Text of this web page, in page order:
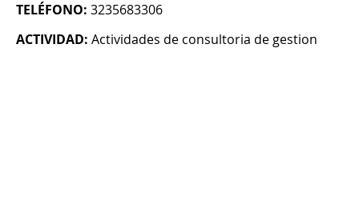
TELÉFONO: 3235683306
ACTIVIDAD: Actividades de consultoria de gestion